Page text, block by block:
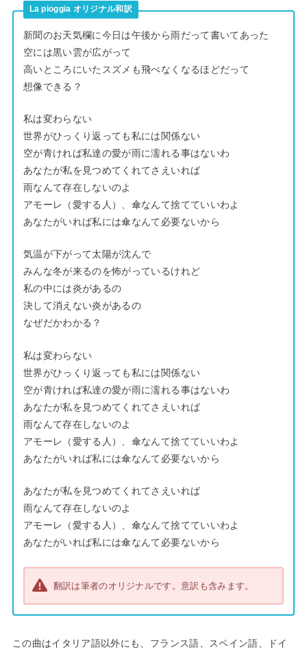
La pioggia オリジナル和訳
新聞のお天気欄に今日は午後から雨だって書いてあった
空には黒い雲が広がって
高いところにいたスズメも飛べなくなるほどだって
想像できる？
私は変わらない
世界がひっくり返っても私には関係ない
空が青ければ私達の愛が雨に濡れる事はないわ
あなたが私を見つめてくれてさえいれば
雨なんて存在しないのよ
アモーレ（愛する人）、傘なんて捨てていいわよ
あなたがいれば私には傘なんて必要ないから
気温が下がって太陽が沈んで
みんな冬が来るのを怖がっているけれど
私の中には炎があるの
決して消えない炎があるの
なぜだかわかる？
私は変わらない
世界がひっくり返っても私には関係ない
空が青ければ私達の愛が雨に濡れる事はないわ
あなたが私を見つめてくれてさえいれば
雨なんて存在しないのよ
アモーレ（愛する人）、傘なんて捨てていいわよ
あなたがいれば私には傘なんて必要ないから
あなたが私を見つめてくれてさえいれば
雨なんて存在しないのよ
アモーレ（愛する人）、傘なんて捨てていいわよ
あなたがいれば私には傘なんて必要ないから
翻訳は筆者のオリジナルです。意訳も含みます。
この曲はイタリア語以外にも、フランス語、スペイン語、ドイ